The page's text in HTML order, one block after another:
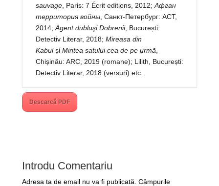
sauvage, Paris: 7 Écrit editions, 2012; Афган
территория войны, Санкт-Петербург: АСТ,
2014; Agent dubluşi Dobrenii, București:
Detectiv Literar, 2018; Mireasa din
KabulșiMintea satului cea de pe urmă
Chișinău: ARC, 2019 (romane); Lilith, București:
Detectiv Literar, 2018 (versuri) etc.
Descarcă PDF
Introdu Comentariu
Adresa ta de email nu va fi publicată. Câmpurile